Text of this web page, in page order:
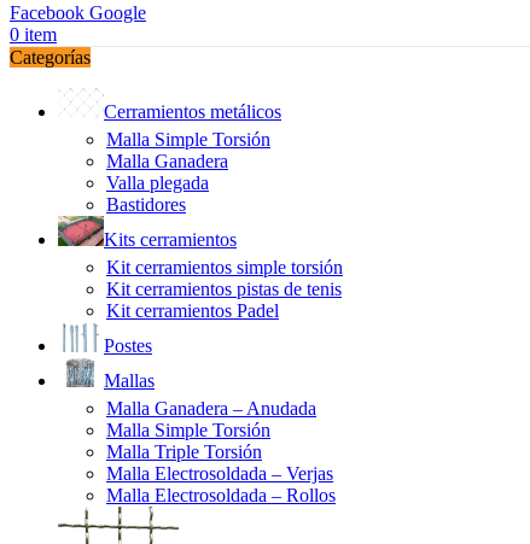
Facebook Google
0 item
Categorías
Cerramientos metálicos
Malla Simple Torsión
Malla Ganadera
Valla plegada
Bastidores
Kits cerramientos
Kit cerramientos simple torsión
Kit cerramientos pistas de tenis
Kit cerramientos Padel
Postes
Mallas
Malla Ganadera – Anudada
Malla Simple Torsión
Malla Triple Torsión
Malla Electrosoldada – Verjas
Malla Electrosoldada – Rollos